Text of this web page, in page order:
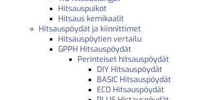
Hitsauspuikot
Hitsaus kemikaalit
Hitsauspöydät ja kiinnittimet
Hitsauspöytien vertailu
GPPH Hitsauspöydät
Perinteiset hitsauspöydät
DIY Hitsauspöydät
BASIC Hitsauspöydät
ECO Hitsauspöydät